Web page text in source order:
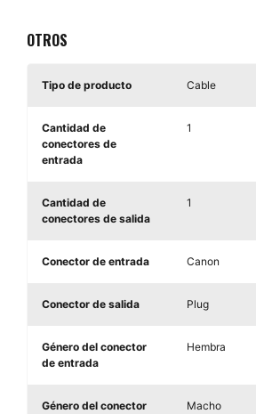
OTROS
Tipo de producto Cable
Cantidad de
conectores de
entrada
1
Cantidad de
conectores de salida
1
Conector de entrada Canon
Conector de salida Plug
Género del conector
de entrada
Hembra
Género del conector
Macho